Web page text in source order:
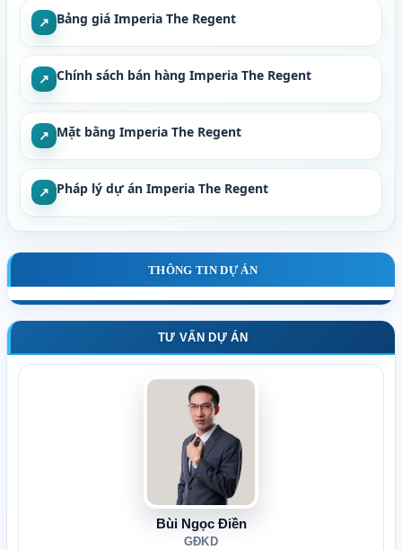
↗ Bảng giá Imperia The Regent
↗ Chính sách bán hàng Imperia The Regent
↗ Mặt bằng Imperia The Regent
↗ Pháp lý dự án Imperia The Regent
THÔNG TIN DỰ ÁN
TƯ VẤN DỰ ÁN
Bùi Ngọc Điền
GĐKD